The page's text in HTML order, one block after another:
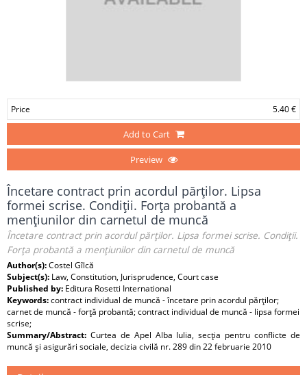
Price 5.40 €
Add to Cart
Preview
Încetare contract prin acordul părţilor. Lipsa
formei scrise. Condiţii. Forţa probantă a
menţiunilor din carnetul de muncă
Încetare contract prin acordul părţilor. Lipsa formei scrise. Condiţii.
Forţa probantă a menţiunilor din carnetul de muncă
Author(s):Costel Gîlcă
Subject(s): Law, Constitution, Jurisprudence, Court case
Published by: Editura Rosetti International
Keywords:contract individual de muncă - încetare prin acordul părţilor;
carnet de muncă - forţă probantă; contract individual de muncă - lipsa formei
scrise;
Summary/Abstract: Curtea de Apel Alba Iulia, secţia pentru conflicte de
muncă şi asigurări sociale, decizia civilă nr. 289 din 22 februarie 2010